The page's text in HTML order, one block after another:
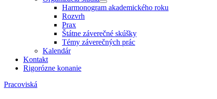
Harmonogram akademického roku
Rozvrh
Prax
Štátne záverečné skúšky
Témy záverečných prác
Kalendár
Kontakt
Rigorózne konanie
Pracoviská